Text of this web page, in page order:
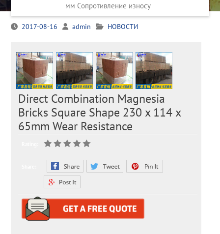
мм Сопротивление износу
2017-08-16 admin НОВОСТИ
Direct Combination Magnesia
Bricks Square Shape 230 x 114 x
65mm Wear Resistance